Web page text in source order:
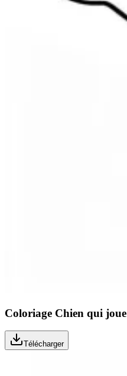
Coloriage Chien qui joue
Télécharger